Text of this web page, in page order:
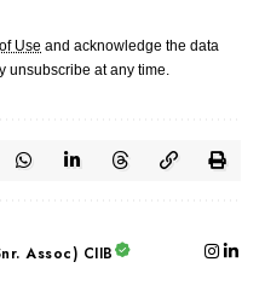
Use and acknowledge the data
unsubscribe at any time.
Assoc) CIIB